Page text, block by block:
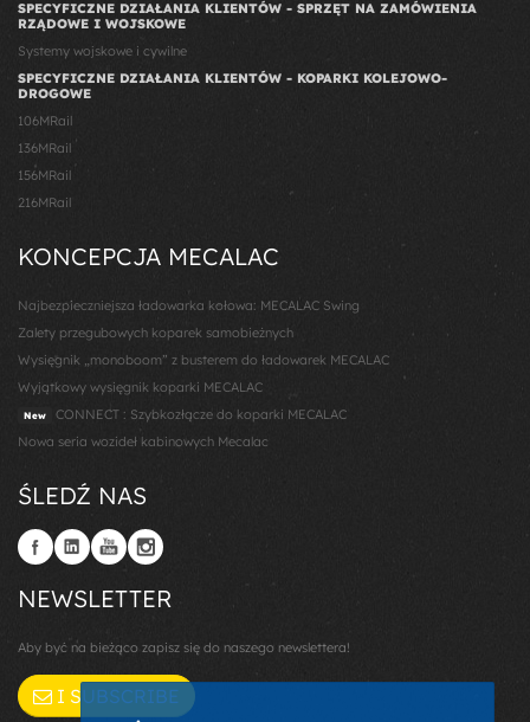
SPECYFICZNE DZIAŁANIA KLIENTÓW - SPRZĘT NA ZAMÓWIENIA
RZĄDOWE I WOJSKOWE
Systemy wojskowe i cywilne
SPECYFICZNE DZIAŁANIA KLIENTÓW - KOPARKI KOLEJOWO-
DROGOWE
106MRail
136MRail
156MRail
216MRail
KONCEPCJA MECALAC
Najbezpieczniejsza ładowarka kołowa: MECALAC Swing
Zalety przegubowych koparek samobieżnych
Wysięgnik „monoboom” z busterem do ładowarek MECALAC
Wyjątkowy wysięgnik koparki MECALAC
New
CONNECT : Szybkozłącze do koparki MECALAC
Nowa seria wozideł kabinowych Mecalac
ŚLEDŹ NAS
NEWSLETTER
Aby być na bieżąco zapisz się do naszego newslettera!
I SUBSCRIBE